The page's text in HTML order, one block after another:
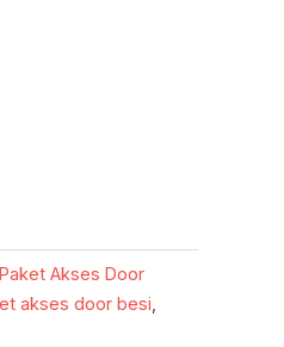
Paket Akses Door
akses door besi